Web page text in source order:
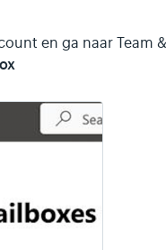
en ga naar Team &